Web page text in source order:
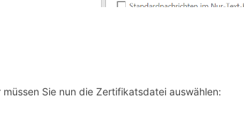
müssen Sie nun die Zertifikatsdatei auswählen: